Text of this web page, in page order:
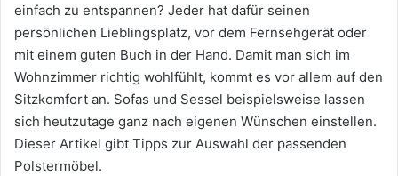
einfach zu entspannen? Jeder hat dafür seinen
persönlichen Lieblingsplatz, vor dem Fernsehgerät oder
mit einem guten Buch in der Hand. Damit man sich im
Wohnzimmer richtig wohlfühlt, kommt es vor allem auf den
Sitzkomfort an. Sofas und Sessel beispielsweise lassen
sich heutzutage ganz nach eigenen Wünschen einstellen.
Dieser Artikel gibt Tipps zur Auswahl der passenden
Polstermöbel.